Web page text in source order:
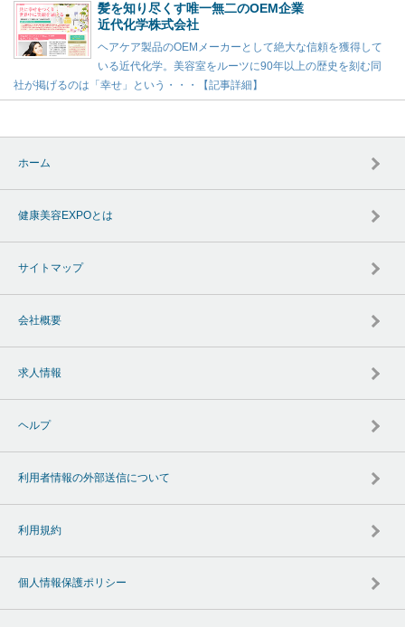
髪を知り尽くす唯一無二のOEM企業
近代化学株式会社
ヘアケア製品のOEMメーカーとして絶大な信頼を獲得して
いる近代化学。美容室をルーツに90年以上の歴史を刻む同
社が掲げるのは「幸せ」という・・・【記事詳細】
ホーム
健康美容EXPOとは
サイトマップ
会社概要
求人情報
ヘルプ
利用者情報の外部送信について
利用規約
個人情報保護ポリシー